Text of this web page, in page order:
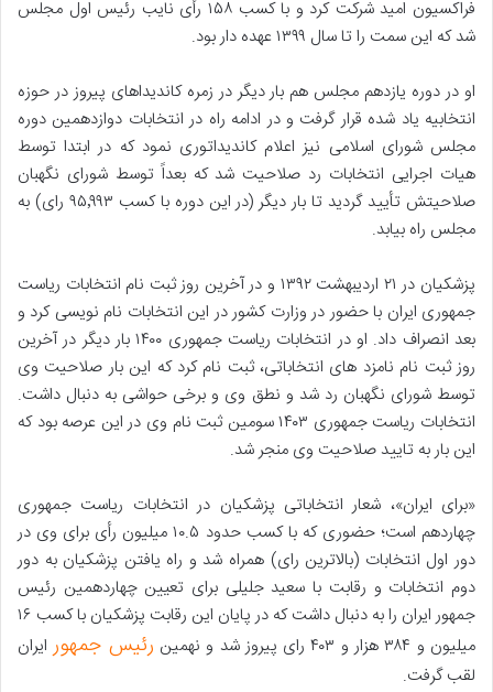
فراکسیون امید شرکت کرد و با کسب ۱۵۸ رأی نایب رئیس اول مجلس
شد که این سمت را تا سال ۱۳۹۹ عهده دار بود.
او در دوره یازدهم مجلس هم بار دیگر در زمره کاندیداهای پیروز در حوزه
انتخابیه یاد شده قرار گرفت و در ادامه راه در انتخابات دوازدهمین دوره
مجلس شورای اسلامی نیز اعلام کاندیداتوری نمود که در ابتدا توسط
هیات اجرایی انتخابات رد صلاحیت شد که بعداً توسط شورای نگهبان
صلاحیتش تأیید گردید تا بار دیگر (در این دوره با کسب ۹۵٬۹۹۳ رای) به
مجلس راه بیابد.
پزشکیان در ۲۱ اردیبهشت ۱۳۹۲ و در آخرین روز ثبت نام انتخابات ریاست
جمهوری ایران با حضور در وزارت کشور در این انتخابات نام نویسی کرد و
بعد انصراف داد. او در انتخابات ریاست جمهوری ۱۴۰۰ بار دیگر در آخرین
روز ثبت نام نامزد های انتخاباتی، ثبت نام کرد که این بار صلاحیت وی
توسط شورای نگهبان رد شد و نطق وی و برخی حواشی به دنبال داشت.
انتخابات ریاست جمهوری ۱۴۰۳ سومین ثبت نام وی در این عرصه بود که
این بار به تایید صلاحیت وی منجر شد.
«برای ایران»، شعار انتخاباتی پزشکیان در انتخابات ریاست جمهوری
چهاردهم است؛ حضوری که با کسب حدود ۱۰.۵ میلیون رأی برای وی در
دور اول انتخابات (بالاترین رای) همراه شد و راه یافتن پزشکیان به دور
دوم انتخابات و رقابت با سعید جلیلی برای تعیین چهاردهمین رئیس
جمهور ایران را به دنبال داشت که در پایان این رقابت پزشکیان با کسب ۱۶
میلیون و ۳۸۴ هزار و ۴۰۳ رای پیروز شد و نهمین
رئیس جمهورایران
لقب گرفت.